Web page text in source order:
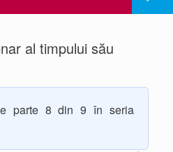
al timpului său
parte 8 din 9 în seria